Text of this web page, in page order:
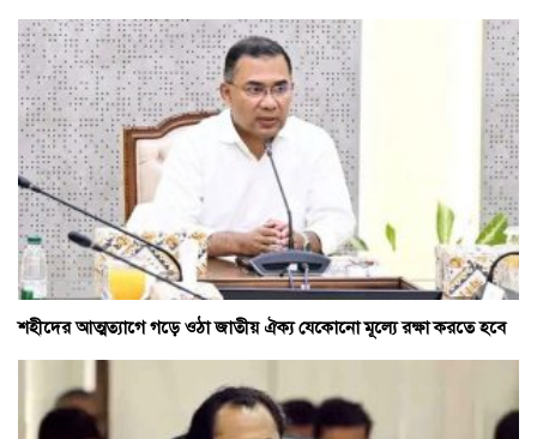
শহীদের আত্মত্যাগে গড়ে ওঠা জাতীয় ঐক্য যেকোনো মূল্যে রক্ষা করতে হবে